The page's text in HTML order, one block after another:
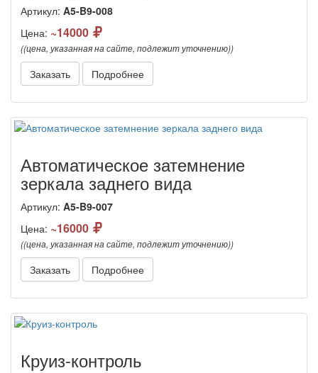
Артикул: A5-B9-008
Цена: ~14000
((цена, указанная на сайте, подлежит уточнению))
Заказать Подробнее
Автоматическое затемнение
зеркала заднего вида
Артикул: A5-B9-007
Цена: ~16000
((цена, указанная на сайте, подлежит уточнению))
Заказать Подробнее
Круиз-контроль